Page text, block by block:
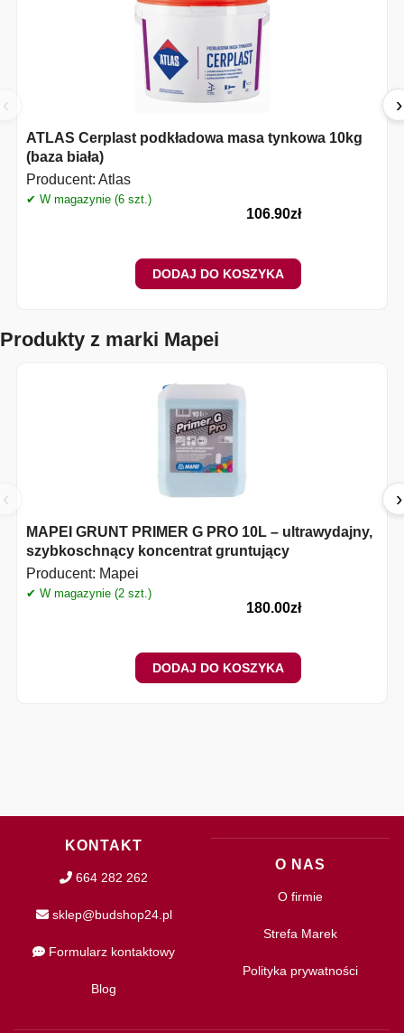
‹
ATLAS Cerplast podkładowa masa tynkowa 10kg
(baza biała)
Producent: Atlas
✔ W magazynie (6 szt.)
106.90zł
DODAJ DO KOSZYKA
›
Produkty z marki Mapei
‹
MAPEI GRUNT PRIMER G PRO 10L – ultrawydajny,
szybkoschnący koncentrat gruntujący
Producent: Mapei
✔ W magazynie (2 szt.)
180.00zł
DODAJ DO KOSZYKA
›
KONTAKT
664 282 262
sklep@budshop24.pl
Formularz kontaktowy
Blog
O NAS
O firmie
Strefa Marek
Polityka prywatności